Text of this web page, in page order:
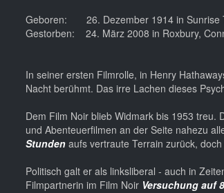
Geboren: 26. Dezember 1914 in Sunrise
Gestorben: 24. März 2008 in Roxbury,
In seiner ersten Filmrolle, in Henry
Nacht berühmt. Das irre Lachen dieses
Dem Film Noir blieb Widmark bis 1953 treu.
und Abenteuerfilmen an der Seite nahezu
Stunden aufs vertraute Terrain zurück,
Politisch galt er als linksliberal - auch in
Filmpartnerin im Film Noir Versuchung auf